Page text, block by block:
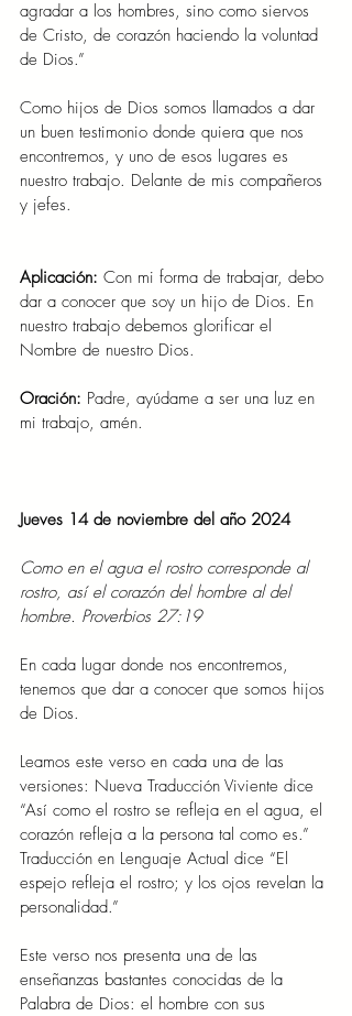
agradar a los hombres, sino como siervos
de Cristo, de corazón haciendo la voluntad
de Dios.”
Como hijos de Dios somos llamados a dar
un buen testimonio donde quiera que nos
encontremos, y uno de esos lugares es
nuestro trabajo. Delante de mis compañeros
y jefes.
Aplicación: Con mi forma de trabajar, debo
dar a conocer que soy un hijo de Dios. En
nuestro trabajo debemos glorificar el
Nombre de nuestro Dios.
Oración: Padre, ayúdame a ser una luz en
mi trabajo, amén.
Jueves 14 de noviembre del año 2024
Como en el agua el rostro corresponde al
rostro, así el corazón del hombre al del
hombre. Proverbios 27:19
En cada lugar donde nos encontremos,
tenemos que dar a conocer que somos hijos
de Dios.
Leamos este verso en cada una de las
versiones: Nueva Traducción Viviente dice
“Así como el rostro se refleja en el agua, el
corazón refleja a la persona tal como es.”
Traducción en Lenguaje Actual dice “El
espejo refleja el rostro; y los ojos revelan la
personalidad.”
Este verso nos presenta una de las
enseñanzas bastantes conocidas de la
Palabra de Dios: el hombre con sus